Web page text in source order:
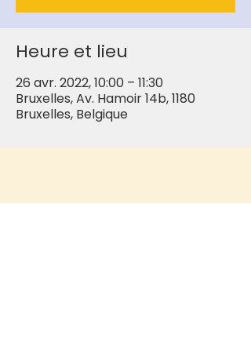
Heure et lieu
26 avr. 2022, 10:00 – 11:30
Bruxelles, Av. Hamoir 14b, 1180
Bruxelles, Belgique